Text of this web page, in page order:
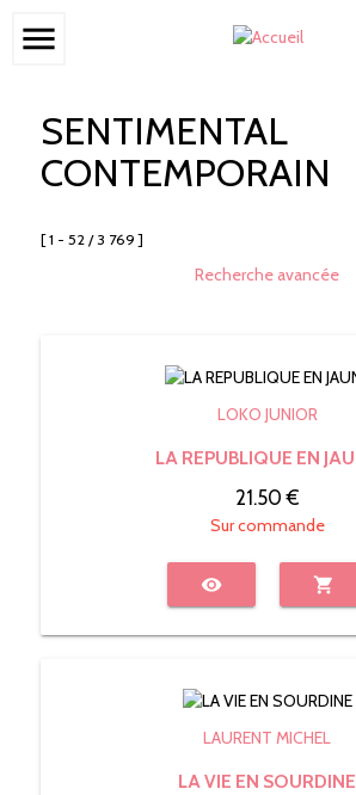
menu
SENTIMENTAL
CONTEMPORAIN
[ 1 - 52 / 3 769 ]
Recherche avancée
LOKO JUNIOR
LA REPUBLIQUE EN
21.50 €
Sur commande
visibility shopping_cart
LAURENT MICHEL
LA VIE EN SOURDINE